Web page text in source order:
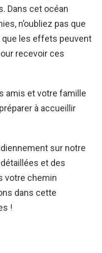
Dans cet océan
n’oubliez pas que
que les effets peuvent
recevoir ces
amis et votre famille
à accueillir
sur notre
et des
votre chemin
dans cette
!